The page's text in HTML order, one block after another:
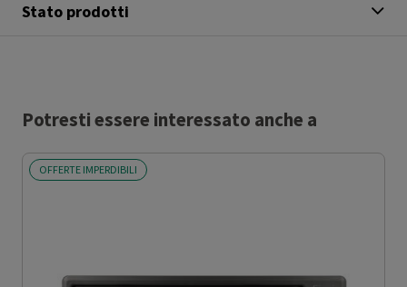
Stato prodotti
Potresti essere interessato anche a
OFFERTE IMPERDIBILI